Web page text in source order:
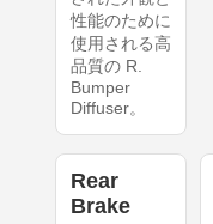
性能のために
使用される高
品質の R.
Bumper
Diffuser。
Rear
Brake